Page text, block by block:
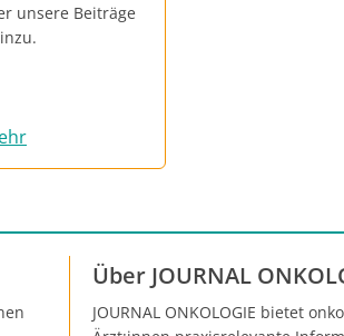
unsere Beiträge
Über JOURNAL
JOURNAL ONKOLOGIE bietet